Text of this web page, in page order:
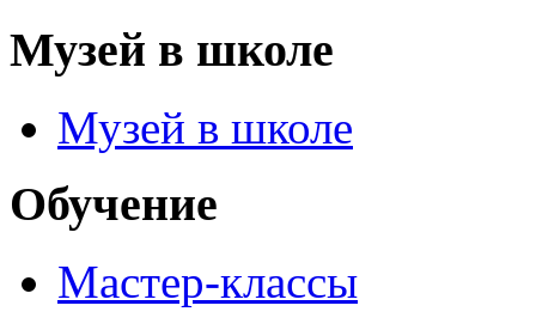
Музей в школе
Музей в школе
Обучение
Мастер-классы